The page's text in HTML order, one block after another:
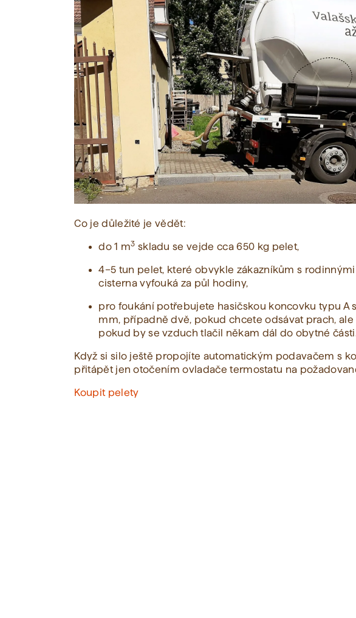
Co je důležité je vědět:
do 1 m3 skladu se vejde cca 650 kg pelet,
4–5 tun pelet, které obvykle zákazníkům s
cisterna vyfouká za půl hodiny,
pro foukání potřebujete hasičskou koncovku typu A
mm, případně dvě, pokud chcete odsávat prach,
pokud by se vzduch tlačil někam dál do obytné
Když si silo ještě propojíte automatickým podavačem s
přitápět jen otočením ovladače termostatu na
Koupit pelety